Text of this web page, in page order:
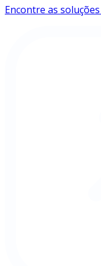
Encontre as